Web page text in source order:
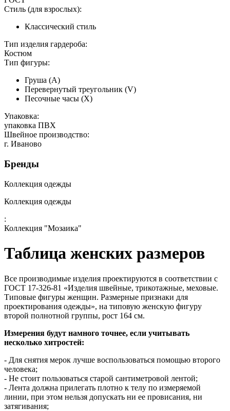
Стиль (для взрослых):
Классический стиль
Тип изделия гардероба:
Костюм
Тип фигуры:
Груша (А)
Перевернутый треугольник (V)
Песочные часы (Х)
Упаковка:
упаковка ПВХ
Швейное производство:
г. Иваново
Бренды
Коллекция одежды
Коллекция одежды
:
Коллекция "Мозаика"
Таблица женских размеров
Все производимые изделия проектируются в соответствии с
ГОСТ 17-326-81 «Изделия швейные, трикотажные, меховые.
Типовые фигуры женщин. Размерные признаки для
проектирования одежды», на типовую женскую фигуру
второй полнотной группы, рост 164 см.
Измерения будут намного точнее, если учитывать
несколько хитростей:
- Для снятия мерок лучше воспользоваться помощью второго
человека;
- Не стоит пользоваться старой сантиметровой лентой;
- Лента должна прилегать плотно к телу по измеряемой
линии, при этом нельзя допускать ни ее провисания, ни
затягивания;